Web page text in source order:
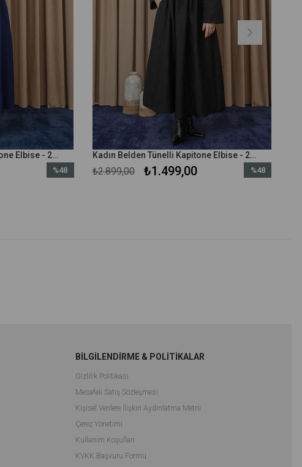
Kadın Belden Tünelli Kapitone Elbise - 20713ELB - Lacivert
%48
Kadın Belden Tünelli Kapitone Elbise - 20713ELB - Siyah
₺1.499,00
₺2.899,00
%48
BİLGİLENDİRME & POLİTİKALAR
Gizlilik Politikası
Mesafeli Satış Sözleşmesi
Kişisel Verilere İlişkin Aydınlatma Metni
Çerez Yönetimi
Kullanım Koşulları
KVKK Başvuru Formu